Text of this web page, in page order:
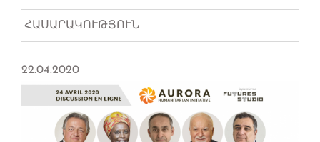
ՀԱՍԱՐԱԿՈՒԹՅՈՒՆ
22.04.2020